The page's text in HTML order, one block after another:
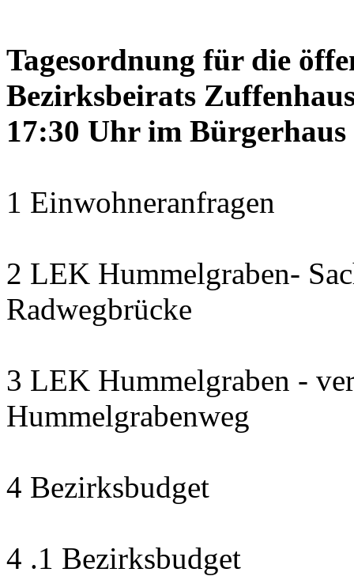
Tagesordnung für die
Bezirksbeirats
17:30 Uhr im
1 Einwohneranfragen
2 LEK Hummelgraben-
Radwegbrücke
3 LEK Hummelgraben -
Hummelgrabenweg
4 Bezirksbudget
4 .1 Bezirksbudget